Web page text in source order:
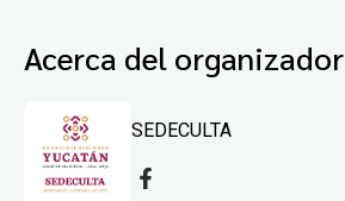
Acerca del organizador
SEDECULTA